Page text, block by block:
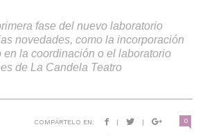
fase del nuevo laboratorio
novedades, como la incorporación
en la coordinación o el laboratorio
de La Candela Teatro
COMPÁRTELO EN: | | 0